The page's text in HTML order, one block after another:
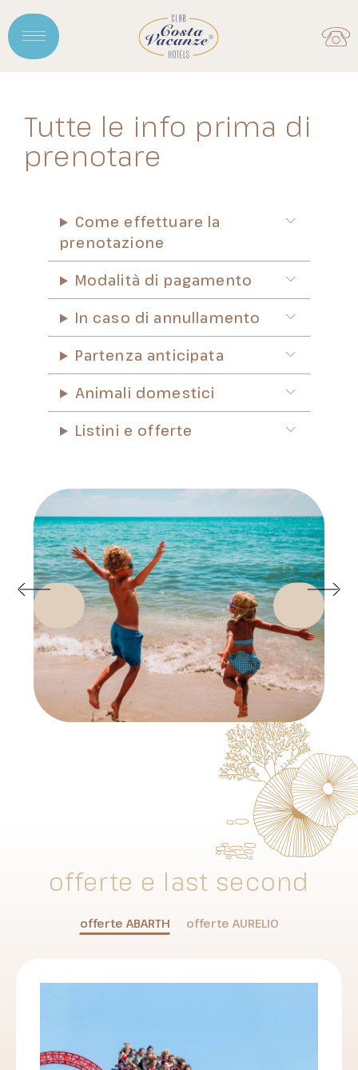
Tutte le info prima di
prenotare
Come effettuare la
prenotazione
Modalità di pagamento
In caso di annullamento
Partenza anticipata
Animali domestici
Listini e offerte
offerte e last second
offerte ABARTH offerte AURELIO